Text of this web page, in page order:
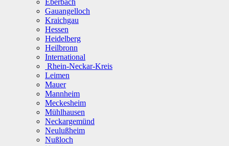
Eberbach
Gauangelloch
Kraichgau
Hessen
Heidelberg
Heilbronn
International
Rhein-Neckar-Kreis
Leimen
Mauer
Mannheim
Meckesheim
Mühlhausen
Neckargemünd
Neulußheim
Nußloch